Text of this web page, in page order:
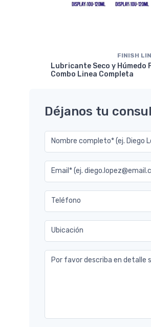
FINISH
Lubricante Seco y Húmedo
Combo Linea Completa
Déjanos tu
Nombre completo* (ej. Diego
Email* (ej.
Teléfono
Ubicación
Por favor describa en detalle